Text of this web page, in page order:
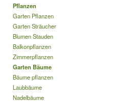
Pflanzen
Garten Pflanzen
Garten Sträucher
Blumen Stauden
Balkonpflanzen
Zimmerpflanzen
Garten Bäume
Bäume pflanzen
Laubbäume
Nadelbäume